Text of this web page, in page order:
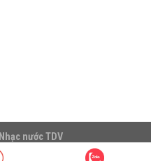
Nhạc nước TDV